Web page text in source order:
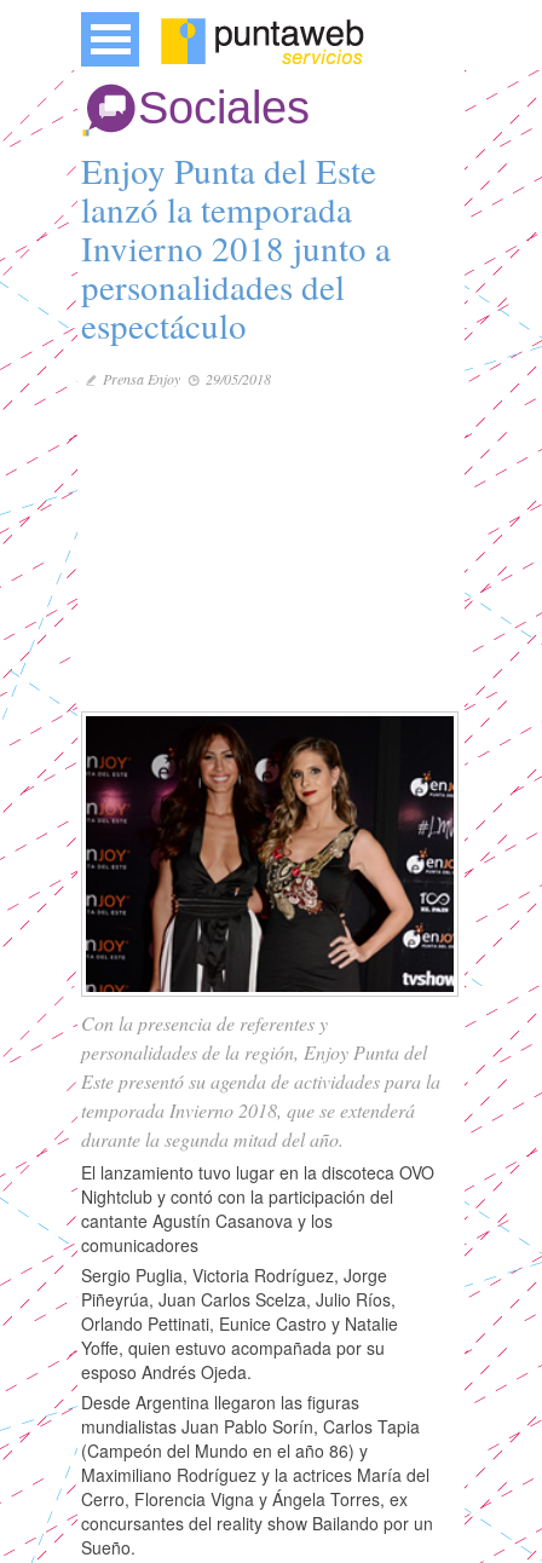
Sociales
Enjoy Punta del Este
lanzó la temporada
Invierno 2018 junto a
personalidades del
espectáculo
Prensa Enjoy 29/05/2018
Con la presencia de referentes y
personalidades de la región, Enjoy Punta del
Este presentó su agenda de actividades para la
temporada Invierno 2018, que se extenderá
durante la segunda mitad del año.
El lanzamiento tuvo lugar en la discoteca OVO
Nightclub y contó con la participación del
cantante Agustín Casanova y los
comunicadores
Sergio Puglia, Victoria Rodríguez, Jorge
Piñeyrúa, Juan Carlos Scelza, Julio Ríos,
Orlando Pettinati, Eunice Castro y Natalie
Yoffe, quien estuvo acompañada por su
esposo Andrés Ojeda.
Desde Argentina llegaron las figuras
mundialistas Juan Pablo Sorín, Carlos Tapia
(Campeón del Mundo en el año 86) y
Maximiliano Rodríguez y la actrices María del
Cerro, Florencia Vigna y Ángela Torres, ex
concursantes del reality show Bailando por un
Sueño.